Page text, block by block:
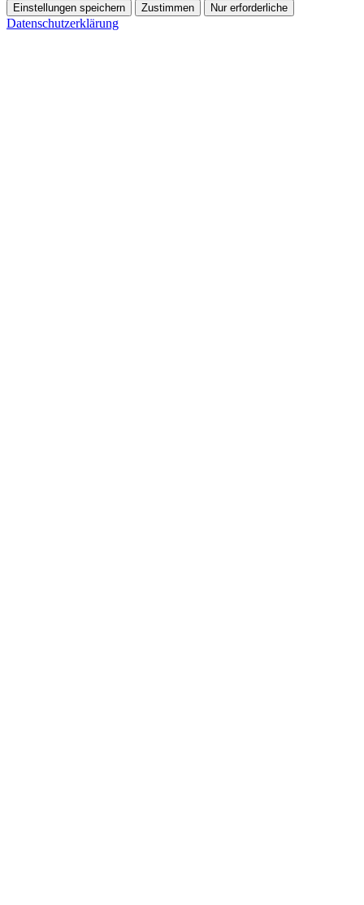
Einstellungen speichern Zustimmen Nur erforderliche
Datenschutzerklärung